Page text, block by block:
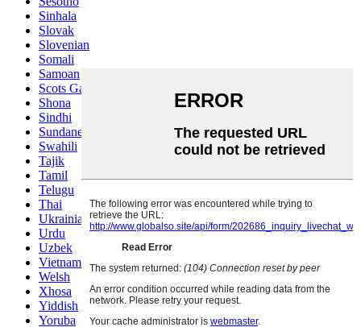
Sinhala
Slovak
Slovenian
Somali
Samoan
Scots Gaelic
Shona
Sindhi
Sundanese
Swahili
Tajik
Tamil
Telugu
Thai
Ukrainian
Urdu
Uzbek
Vietnamese
Welsh
Xhosa
Yiddish
Yoruba